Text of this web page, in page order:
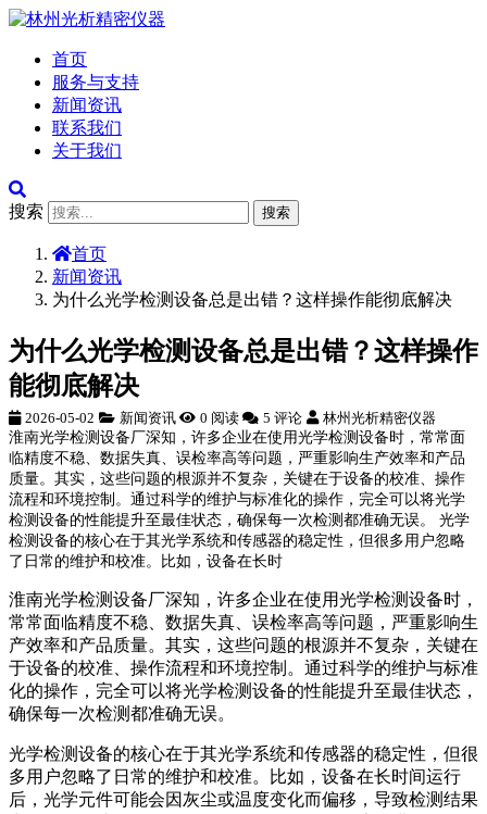
首页
服务与支持
新闻资讯
联系我们
关于我们
搜索 搜索
首页
新闻资讯
为什么光学检测设备总是出错？这样操作能彻底解决
为什么光学检测设备总是出错？这样操作
能彻底解决
2026-05-02 新闻资讯 0 阅读 5 评论 林州光析精密仪器
淮南光学检测设备厂深知，许多企业在使用光学检测设备时，常常面
临精度不稳、数据失真、误检率高等问题，严重影响生产效率和产品
质量。其实，这些问题的根源并不复杂，关键在于设备的校准、操作
流程和环境控制。通过科学的维护与标准化的操作，完全可以将光学
检测设备的性能提升至最佳状态，确保每一次检测都准确无误。 光学
检测设备的核心在于其光学系统和传感器的稳定性，但很多用户忽略
了日常的维护和校准。比如，设备在长时
淮南光学检测设备厂深知，许多企业在使用光学检测设备时，
常常面临精度不稳、数据失真、误检率高等问题，严重影响生
产效率和产品质量。其实，这些问题的根源并不复杂，关键在
于设备的校准、操作流程和环境控制。通过科学的维护与标准
化的操作，完全可以将光学检测设备的性能提升至最佳状态，
确保每一次检测都准确无误。
光学检测设备的核心在于其光学系统和传感器的稳定性，但很
多用户忽略了日常的维护和校准。比如，设备在长时间运行
后，光学元件可能会因灰尘或温度变化而偏移，导致检测结果